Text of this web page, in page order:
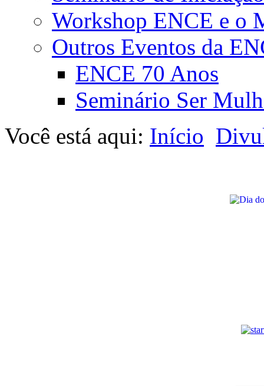
Workshop ENCE e o
Outros Eventos da
ENCE 70 Anos
Seminário Ser
Você está aqui: Início